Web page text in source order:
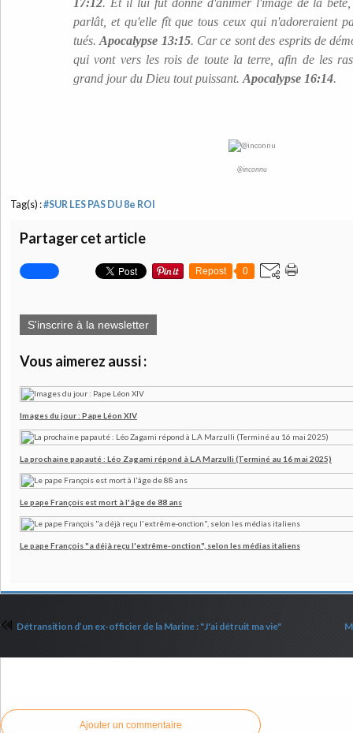
17:12. Et il lui fut donné d'animer l'image de la
parlât, et qu'elle fît que tous ceux qui n'adoreraient
tués.Apocalypse 13:15. Car ce sont des esprits de
qui vont vers les rois de toute la terre, afin de les
grand jour du Dieu tout puissant. Apocalypse 16:14.
@inconnu
Tag(s) :#SUR LES PAS DU 8e ROI
Partager cet article
Repost 0
S'inscrire à la newsletter
Vous aimerez aussi :
Images du jour : Pape Léon XIV
La prochaine papauté : Léo Zagami répond à L.A Marzulli (Terminé au 16 mai 2025)
Le pape François est mort à l'âge de 88 ans
Le pape François "a déjà reçu l'extrême-onction", selon les médias italiens
Détransition d’un ex-officier de la Marine : "J'ai détruit ma vie"
Ajouter un commentaire